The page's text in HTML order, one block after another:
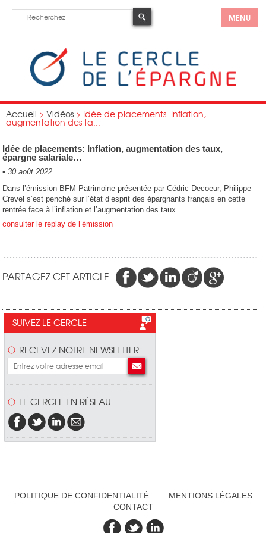
MENU
Accueil > Vidéos > Idée de placements: Inflation,
augmentation des ta...
Idée de placements: Inflation, augmentation des taux,
épargne salariale…
• 30 août 2022
Dans l’émission BFM Patrimoine présentée par Cédric Decoeur, Philippe
Crevel s’est penché sur l’état d’esprit des épargnants français en cette
rentrée face à l’inflation et l’augmentation des taux.
consulter le replay de l’émission
PARTAGEZ CET ARTICLE
SUIVEZ LE CERCLE
RECEVEZ NOTRE NEWSLETTER
LE CERCLE EN RÉSEAU
POLITIQUE DE CONFIDENTIALITÉ
MENTIONS LÉGALES
CONTACT